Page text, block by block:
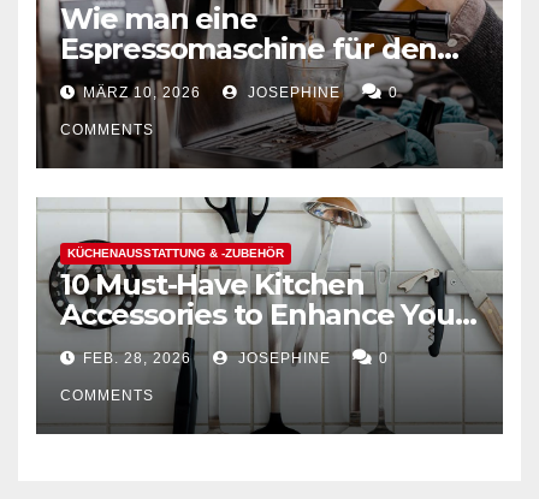
Wie man eine
Espressomaschine für den
Hausgebrauch auswählt
MÄRZ 10, 2026 JOSEPHINE 0
COMMENTS
KÜCHENAUSSTATTUNG & -ZUBEHÖR
10 Must-Have Kitchen
Accessories to Enhance Your
Cooking Efficiency
FEB. 28, 2026 JOSEPHINE 0
COMMENTS